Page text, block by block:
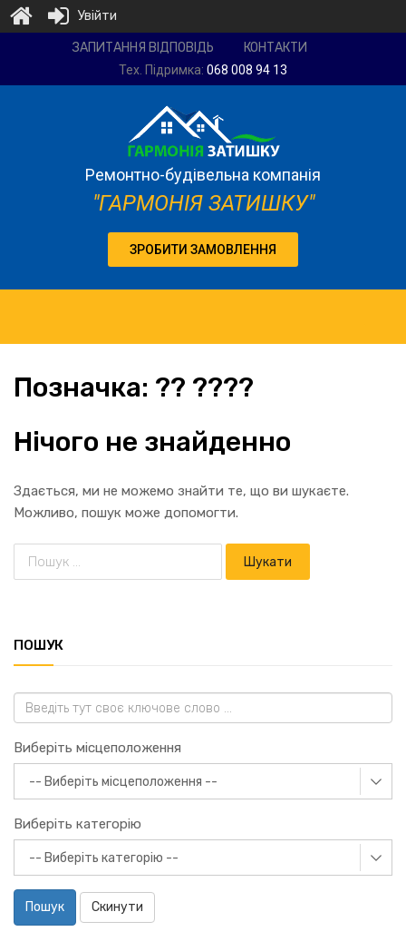
компанія
ЗАПИТАННЯ ВІДПОВІДЬ КОНТАКТИ
Тех. Підримка: 068 008 94 13
Ремонтно-будівельна компанія
"ГАРМОНІЯ ЗАТИШКУ"
ЗРОБИТИ ЗАМОВЛЕННЯ
Позначка: ?? ????
Нічого не знайденно
Здається, ми не можемо знайти те, що ви шукаєте.
Можливо, пошук може допомогти.
ПОШУК
Виберіть місцеположення
Виберіть категорію
Пошук Скинути
Увійти